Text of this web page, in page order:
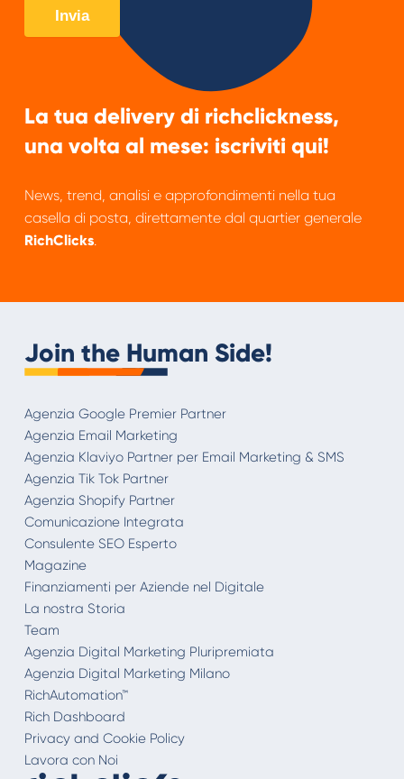
La tua delivery di richclickness,
una volta al mese: iscriviti qui!
News, trend, analisi e approfondimenti nella tua
casella di posta, direttamente dal quartier generale
RichClicks.
Join the Human Side!
Agenzia Google Premier Partner
Agenzia Email Marketing
Agenzia Klaviyo Partner per Email Marketing & SMS
Agenzia Tik Tok Partner
Agenzia Shopify Partner
Comunicazione Integrata
Consulente SEO Esperto
Magazine
Finanziamenti per Aziende nel Digitale
La nostra Storia
Team
Agenzia Digital Marketing Pluripremiata
Agenzia Digital Marketing Milano
RichAutomation™
Rich Dashboard
Privacy and Cookie Policy
Lavora con Noi